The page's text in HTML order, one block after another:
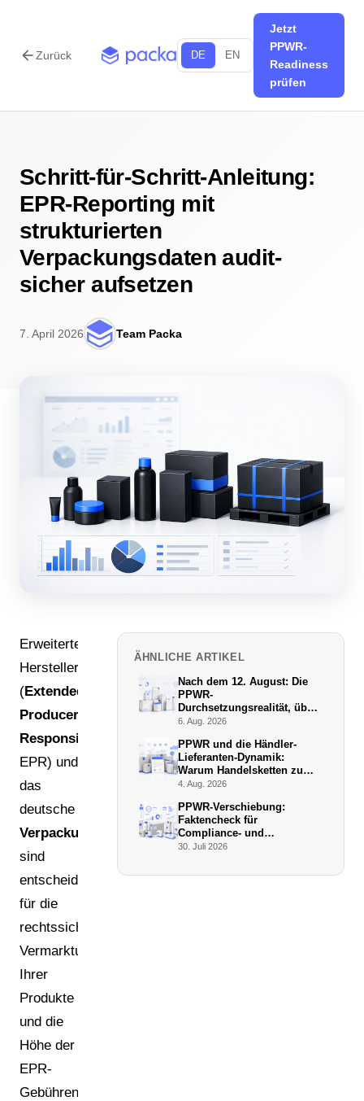
arrow_backZurück DE EN
Jetzt
PPWR-
Readiness
prüfen
Schritt-für-Schritt-Anleitung:
EPR-Reporting mit
strukturierten
Verpackungsdaten audit-
sicher aufsetzen
7. April 2026 Team Packa
Erweiterte
Herstellerverantwortung
(Extended
Producer
Responsibility
EPR) und
das
deutsche
Verpackungsgesetz
sind
entscheidend
für die
rechtssichere
Vermarktung
Ihrer
Produkte
und die
Höhe der
EPR-
Gebühren.
ÄHNLICHE ARTIKEL
Nach dem 12. August: Die
PPWR-
Durchsetzungsrealität, über
die niemand schreibt
6. Aug. 2026
PPWR und die Händler-
Lieferanten-Dynamik:
Warum Handelsketten zu
De-facto-Vollstreckern
4. Aug. 2026
PPWR-Verschiebung:
Faktencheck für
Compliance- und
Verpackungsmanager (Juli
30. Juli 2026